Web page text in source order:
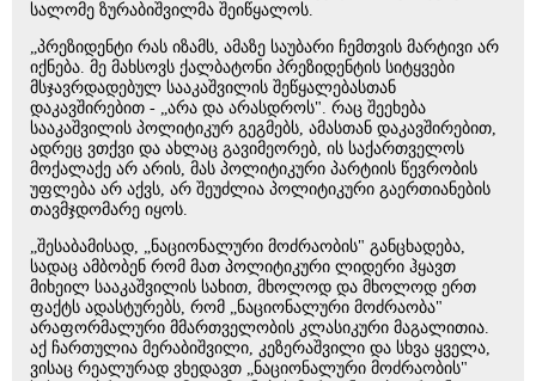
სალომე ზურაბიშვილმა შეიწყალოს.
„პრეზიდენტი რას იზამს, ამაზე საუბარი ჩემთვის მარტივი არ
იქნება. მე მახსოვს ქალბატონი პრეზიდენტის სიტყვები
მსჯავრდადებულ სააკაშვილის შეწყალებასთან
დაკავშირებით - „არა და არასდროს". რაც შეეხება
სააკაშვილის პოლიტიკურ გეგმებს, ამასთან დაკავშირებით,
ადრეც ვთქვი და ახლაც გავიმეორებ, ის საქართველოს
მოქალაქე არ არის, მას პოლიტიკური პარტიის წევრობის
უფლება არ აქვს, არ შეუძლია პოლიტიკური გაერთიანების
თავმჯდომარე იყოს.
„შესაბამისად, „ნაციონალური მოძრაობის" განცხადება,
სადაც ამბობენ რომ მათ პოლიტიკური ლიდერი ჰყავთ
მიხეილ სააკაშვილის სახით, მხოლოდ და მხოლოდ ერთ
ფაქტს ადასტურებს, რომ „ნაციონალური მოძრაობა"
არაფორმალური მმართველობის კლასიკური მაგალითია.
აქ ჩართულია მერაბიშვილი, კეზერაშვილი და სხვა ყველა,
ვისაც რეალურად ვხედავთ „ნაციონალური მოძრაობის"